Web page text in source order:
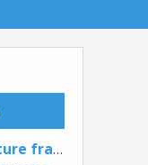
RETOUR sur "La Nuit de la Lecture franco-allemande" / NEUES von der "Deutsch-französischen Lesenacht"